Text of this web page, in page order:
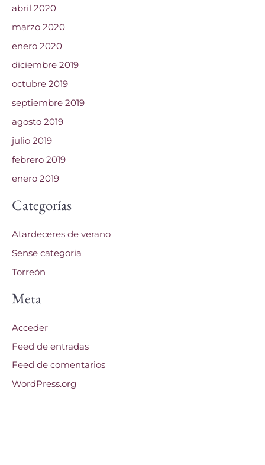
abril 2020
marzo 2020
enero 2020
diciembre 2019
octubre 2019
septiembre 2019
agosto 2019
julio 2019
febrero 2019
enero 2019
Categorías
Atardeceres de verano
Sense categoria
Torreón
Meta
Acceder
Feed de entradas
Feed de comentarios
WordPress.org